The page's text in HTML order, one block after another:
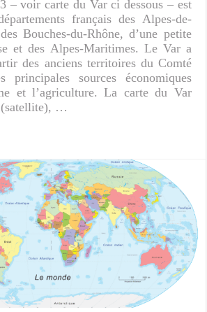
– voir carte du Var ci dessous – est
français des Alpes-de-
Bouches-du-Rhône, d’une petite
et des Alpes-Maritimes. Le Var a
des anciens territoires du Comté
principales sources économiques
et l’agriculture. La carte du Var
(satellite), …